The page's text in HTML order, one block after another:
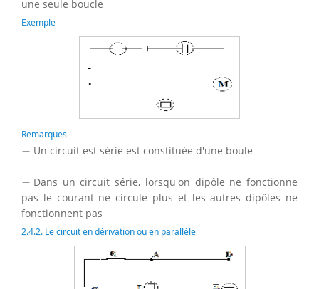
une seule boucle
Exemple
Remarques
− Un circuit est série est constituée d'une boule
− Dans un circuit série, lorsqu'on dipôle ne fonctionne
pas le courant ne circule plus et les autres dipôles ne
fonctionnent pas
2.4.2. Le circuit en dérivation ou en parallèle